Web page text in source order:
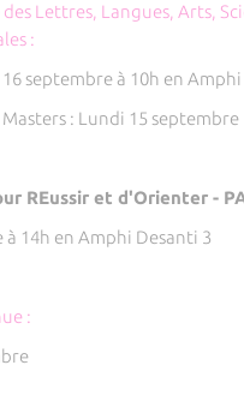
des Lettres, Langues, Arts,
:
septembre à 10h en
: Lundi 15 septembre
REussir et d'Orienter -
14h en Amphi Desanti 3
: